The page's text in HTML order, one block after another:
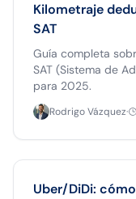
Kilometraje
SAT
Guía completa
SAT (Sistema de
para 2025.
Rodrigo Vázquez·
Uber/DiDi: